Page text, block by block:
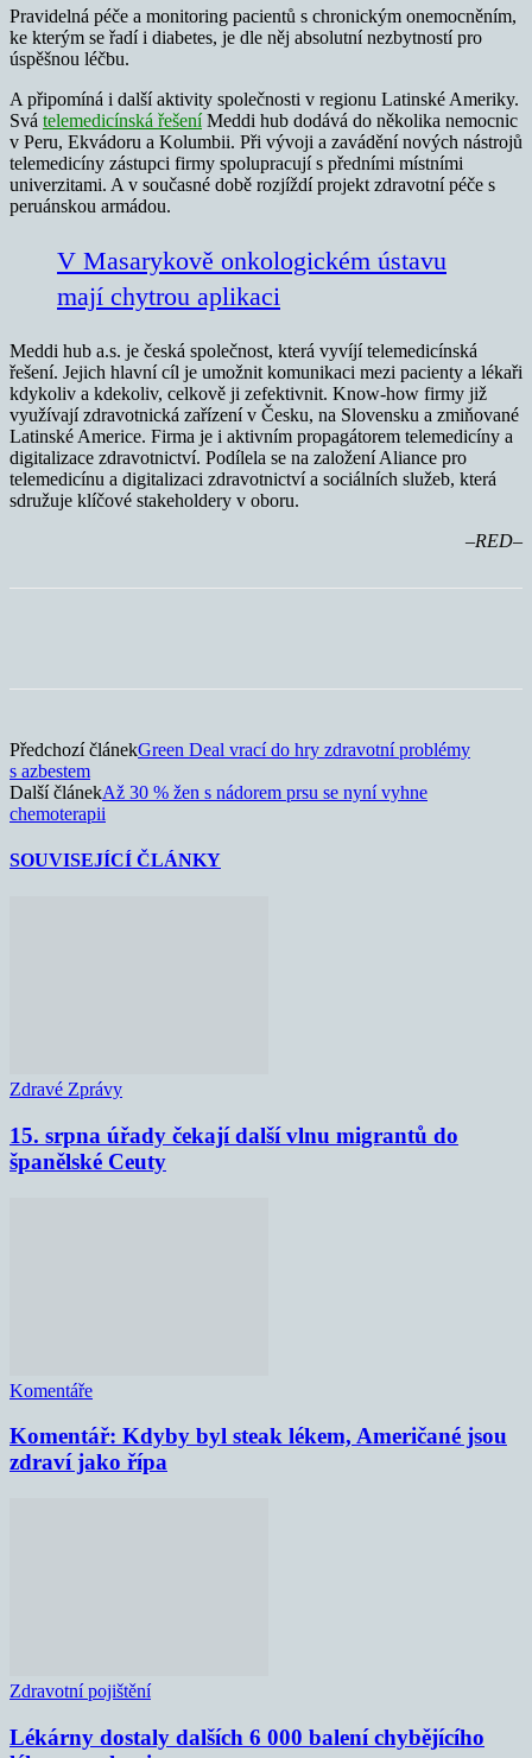
Pravidelná péče a monitoring pacientů s chronickým onemocněním,
ke kterým se řadí i diabetes, je dle něj absolutní nezbytností pro
úspěšnou léčbu.
A připomíná i další aktivity společnosti v regionu Latinské Ameriky.
Svá telemedicínská řešeníMeddi hub dodává do několika nemocnic
v Peru, Ekvádoru a Kolumbii. Při vývoji a zavádění nových nástrojů
telemedicíny zástupci firmy spolupracují s předními místními
univerzitami. A v současné době rozjíždí projekt zdravotní péče s
peruánskou armádou.
V Masarykově onkologickém ústavu
mají chytrou aplikaci
Meddi hub a.s. je česká společnost, která vyvíjí telemedicínská
řešení. Jejich hlavní cíl je umožnit komunikaci mezi pacienty a lékaři
kdykoliv a kdekoliv, celkově ji zefektivnit. Know-how firmy již
využívají zdravotnická zařízení v Česku, na Slovensku a zmiňované
Latinské Americe. Firma je i aktivním propagátorem telemedicíny a
digitalizace zdravotnictví. Podílela se na založení Aliance pro
telemedicínu a digitalizaci zdravotnictví a sociálních služeb, která
sdružuje klíčové stakeholdery v oboru.
–RED–
Předchozí článekGreen Deal vrací do hry zdravotní problémy
s azbestem
Další článekAž 30 % žen s nádorem prsu se nyní vyhne
chemoterapii
SOUVISEJÍCÍ ČLÁNKY
Zdravé Zprávy
15. srpna úřady čekají další vlnu migrantů do
španělské Ceuty
Komentáře
Komentář: Kdyby byl steak lékem, Američané jsou
zdraví jako řípa
Zdravotní pojištění
Lékárny dostaly dalších 6 000 balení chybějícího